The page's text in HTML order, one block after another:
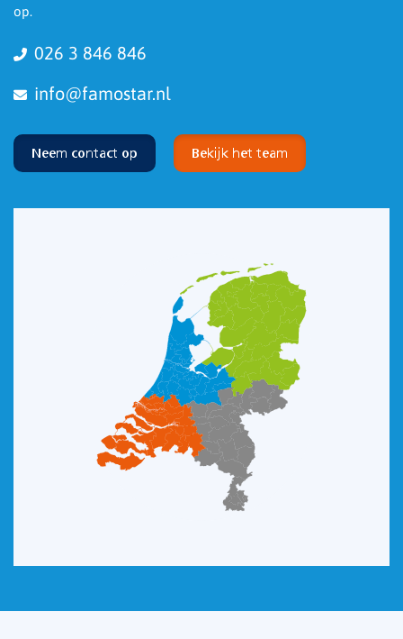
op.
026 3 846 846
info@famostar.nl
Neem contact op Bekijk het team